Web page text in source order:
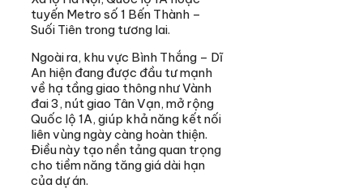
tuyến Metro số 1 Bến Thành –
Suối Tiên trong tương lai.
Ngoài ra, khu vực Bình Thắng – Dĩ
An hiện đang được đầu tư mạnh
về hạ tầng giao thông như Vành
đai 3, nút giao Tân Vạn, mở rộng
Quốc lộ 1A, giúp khả năng kết nối
liên vùng ngày càng hoàn thiện.
Điều này tạo nền tảng quan trọng
cho tiềm năng tăng giá dài hạn
của dự án.